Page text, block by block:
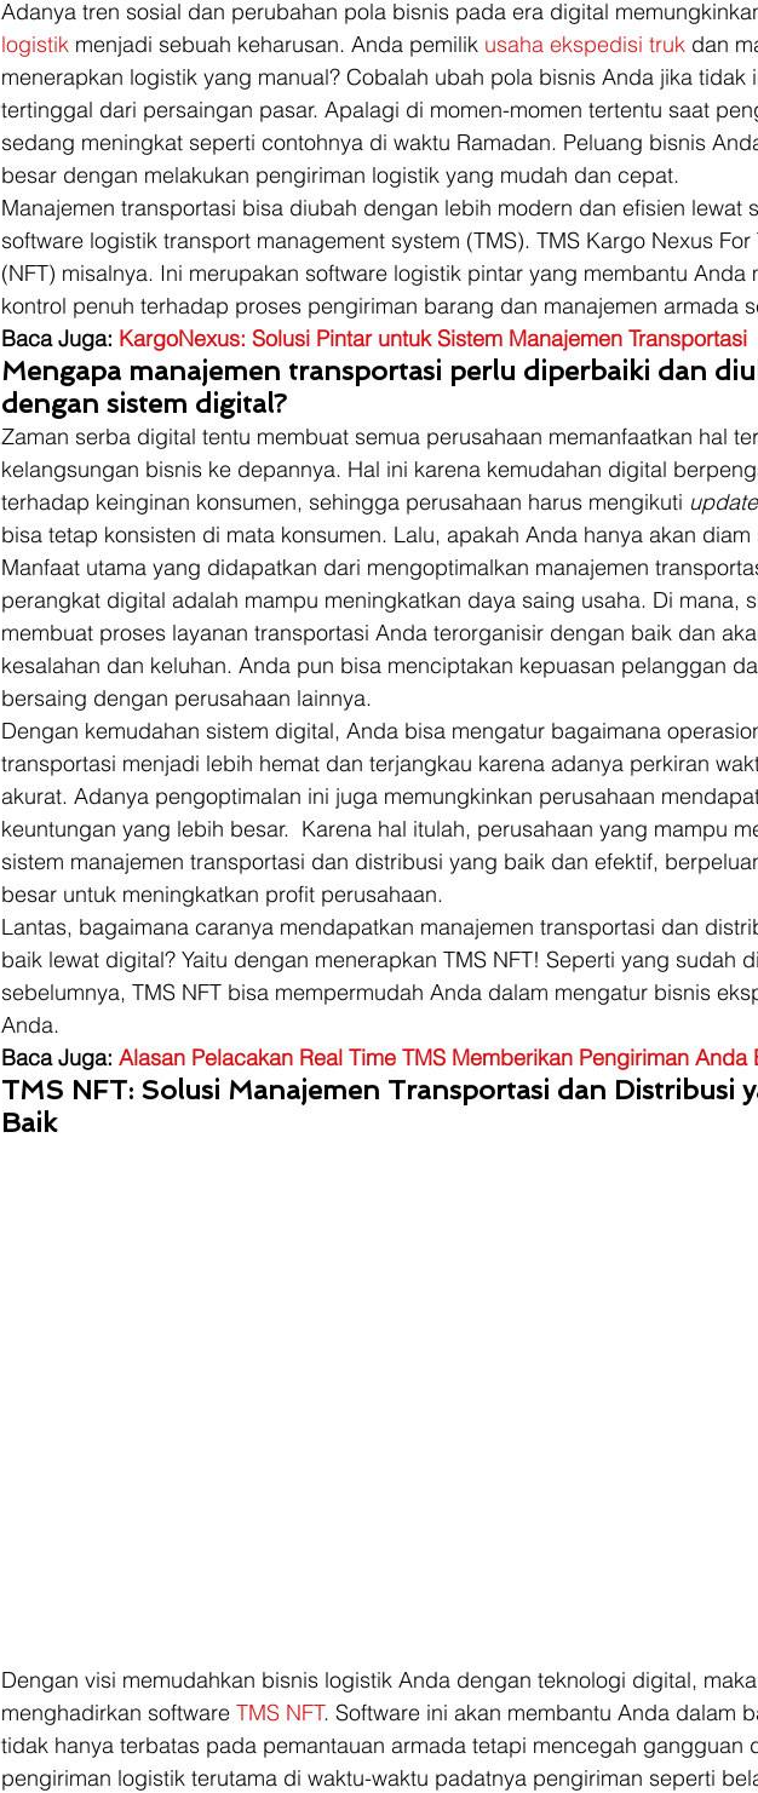
Adanya tren sosial dan perubahan pola bisnis pada era digital
logistik menjadi sebuah keharusan. Anda pemilik usaha ekspedisi truk dan
menerapkan logistik yang manual? Cobalah ubah pola bisnis Anda jika tidak
tertinggal dari persaingan pasar. Apalagi di momen-momen tertentu saat
sedang meningkat seperti contohnya di waktu Ramadan. Peluang bisnis
besar dengan melakukan pengiriman logistik yang mudah dan cepat.
Manajemen transportasi bisa diubah dengan lebih modern dan efisien lewat
software logistik transport management system (TMS). TMS Kargo Nexus For
(NFT) misalnya. Ini merupakan software logistik pintar yang membantu Anda
kontrol penuh terhadap proses pengiriman barang dan manajemen armada
Baca Juga: KargoNexus: Solusi Pintar untuk Sistem Manajemen Transportasi
Mengapa manajemen transportasi perlu diperbaiki dan
dengan sistem digital?
Zaman serba digital tentu membuat semua perusahaan memanfaatkan hal
kelangsungan bisnis ke depannya. Hal ini karena kemudahan digital
terhadap keinginan konsumen, sehingga perusahaan harus mengikuti update
bisa tetap konsisten di mata konsumen. Lalu, apakah Anda hanya akan diam
Manfaat utama yang didapatkan dari mengoptimalkan manajemen
perangkat digital adalah mampu meningkatkan daya saing usaha. Di mana,
membuat proses layanan transportasi Anda terorganisir dengan baik dan
kesalahan dan keluhan. Anda pun bisa menciptakan kepuasan pelanggan
bersaing dengan perusahaan lainnya.
Dengan kemudahan sistem digital, Anda bisa mengatur bagaimana
transportasi menjadi lebih hemat dan terjangkau karena adanya perkiran
akurat. Adanya pengoptimalan ini juga memungkinkan perusahaan
keuntungan yang lebih besar.  Karena hal itulah, perusahaan yang mampu
sistem manajemen transportasi dan distribusi yang baik dan efektif,
besar untuk meningkatkan profit perusahaan.
Lantas, bagaimana caranya mendapatkan manajemen transportasi dan
baik lewat digital? Yaitu dengan menerapkan TMS NFT! Seperti yang sudah
sebelumnya, TMS NFT bisa mempermudah Anda dalam mengatur bisnis
Anda.
Baca Juga: Alasan Pelacakan Real Time TMS Memberikan Pengiriman Anda
TMS NFT: Solusi Manajemen Transportasi dan Distribusi
Baik
Dengan visi memudahkan bisnis logistik Anda dengan teknologi digital,
menghadirkan software TMS NFT. Software ini akan membantu Anda dalam
tidak hanya terbatas pada pemantauan armada tetapi mencegah gangguan
pengiriman logistik terutama di waktu-waktu padatnya pengiriman seperti